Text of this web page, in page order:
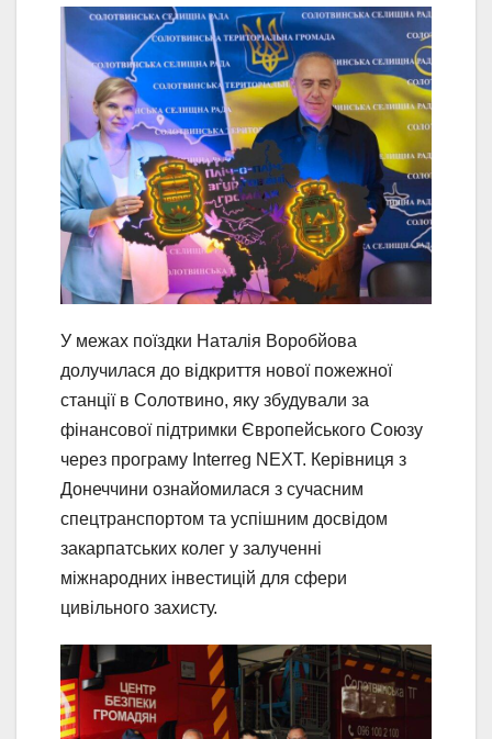
У межах поїздки Наталія Воробйова
долучилася до відкриття нової пожежної
станції в Солотвино, яку збудували за
фінансової підтримки Європейського Союзу
через програму Interreg NEXT. Керівниця з
Донеччини ознайомилася з сучасним
спецтранспортом та успішним досвідом
закарпатських колег у залученні
міжнародних інвестицій для сфери
цивільного захисту.